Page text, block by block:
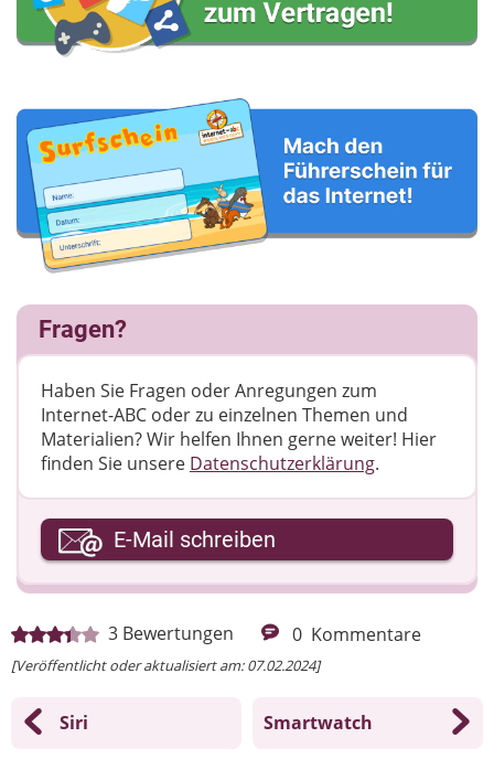
3 Bewertungen 0 Kommentare
[Veröffentlicht oder aktualisiert am: 07.02.2024]
Siri Smartwatch
Fragen?
Haben Sie Fragen oder Anregungen zum
Internet-ABC oder zu einzelnen Themen und
Materialien? Wir helfen Ihnen gerne weiter! ​Hier
finden Sie unsere Datenschutzerklärung.
Ihre E-Mail-Adresse
Ihre Nachricht
E-Mail schreiben